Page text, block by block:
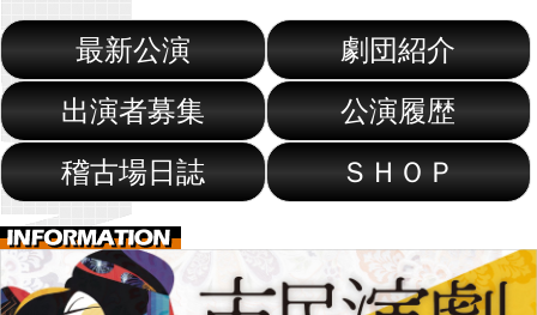
最新公演
劇団紹介
出演者募集
公演履歴
稽古場日誌
ＳＨＯＰ